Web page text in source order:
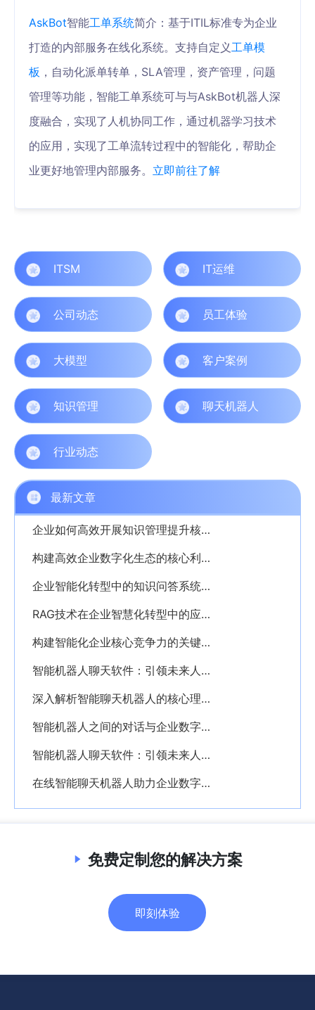
AskBot智能工单系统简介：基于ITIL标准专为企业
打造的内部服务在线化系统。支持自定义工单模
板 ，自动化派单转单，SLA管理，资产管理，问题
管理等功能，智能工单系统可与与AskBot机器人深
度融合，实现了人机协同工作，通过机器学习技术
的应用，实现了工单流转过程中的智能化，帮助企
业更好地管理内部服务。 立即前往了解
ITSM IT运维
公司动态 员工体验
大模型 客户案例
知识管理 聊天机器人
行业动态
最新文章
企业如何高效开展知识管理提升核心竞争力
构建高效企业数字化生态的核心利器——PKM个人知识管理系统解析
企业智能化转型中的知识问答系统应用解析
RAG技术在企业智慧化转型中的应用与价值解析
构建智能化企业核心竞争力的关键——深入解析AI知识库的价值与应用
智能机器人聊天软件：引领未来人机交互新时代的创新利器
深入解析智能聊天机器人的核心理念与应用价值
智能机器人之间的对话与企业数字化转型的深度融合探析
智能机器人聊天软件：引领未来人机交互的新纪元
在线智能聊天机器人助力企业数字化转型创新服务模式
免费定制您的解决方案
即刻体验